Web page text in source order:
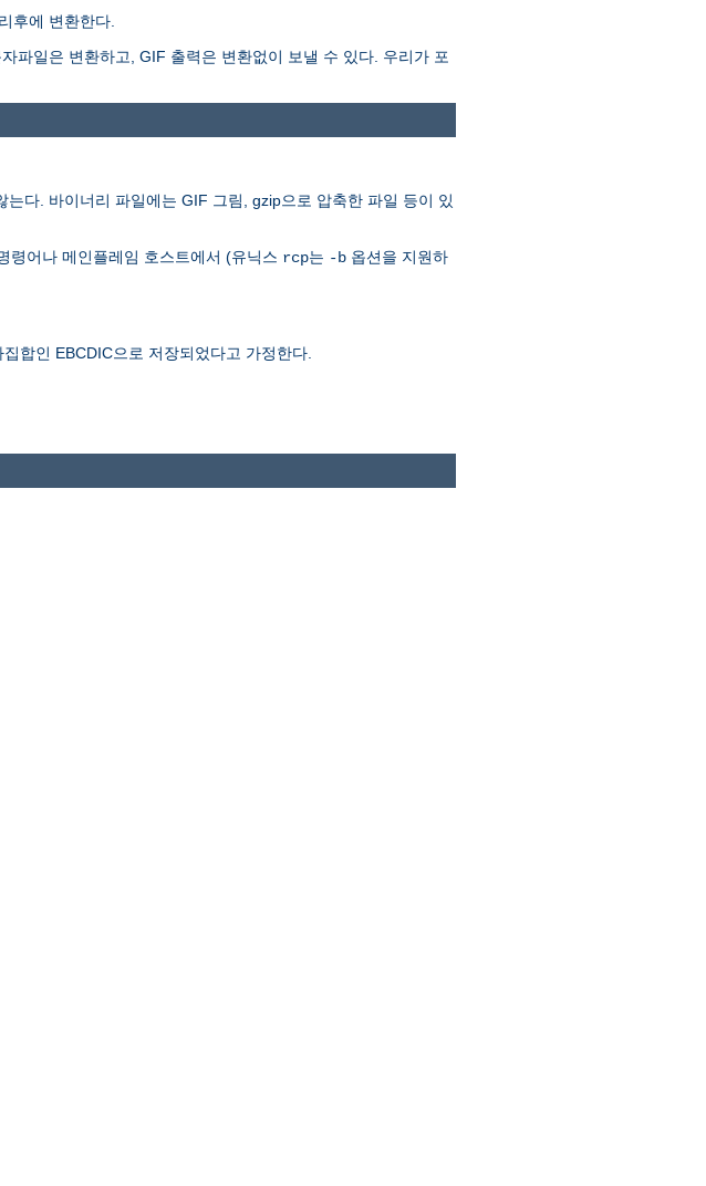
후에 변환한다.
파일은 변환하고, GIF 출력은 변환없이 보낼 수 있다. 우리가 포
는다. 바이너리 파일에는 GIF 그림, gzip으로 압축한 파일 등이 있
령어나 메인플레임 호스트에서 (유닉스 rcp는 -b 옵션을 지원하
합인 EBCDIC으로 저장되었다고 가정한다.